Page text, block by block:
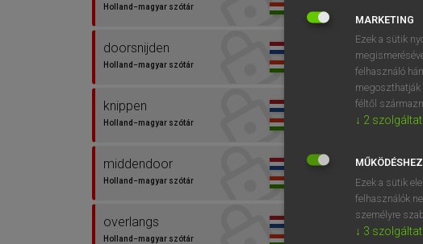
Holland−magyar szótár
doorsnijden
Holland−magyar szótár
knippen
Holland−magyar szótár
middendoor
Holland−magyar szótár
overlangs
Holland−magyar szótár
MARKETING
Ezek a sütik
felhasználó
megoszthatják
féltől
↓ 2
Ezek a sütik
felhasználók
személyre
↓ 3